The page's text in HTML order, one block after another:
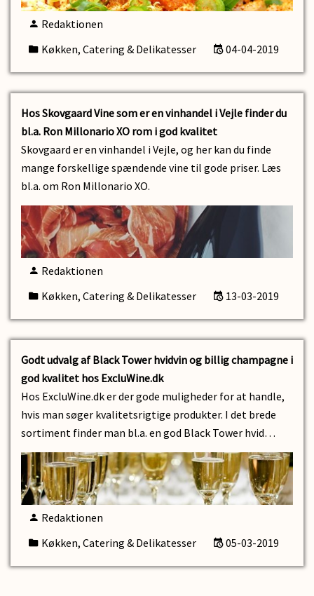
Redaktionen
Køkken, Catering & Delikatesser
04-04-2019
Hos Skovgaard Vine som er en vinhandel i Vejle finder du
bl.a. Ron Millonario XO rom i god kvalitet
Skovgaard er en vinhandel i Vejle, og her kan du finde
mange forskellige spændende vine til gode priser. Læs
bl.a. om Ron Millonario XO.
Redaktionen
Køkken, Catering & Delikatesser
13-03-2019
Godt udvalg af Black Tower hvidvin og billig champagne i
god kvalitet hos ExcluWine.dk
Hos ExcluWine.dk er der gode muligheder for at handle,
hvis man søger kvalitetsrigtige produkter. I det brede
sortiment finder man bl.a. en god Black Tower hvid…
Redaktionen
Køkken, Catering & Delikatesser
05-03-2019